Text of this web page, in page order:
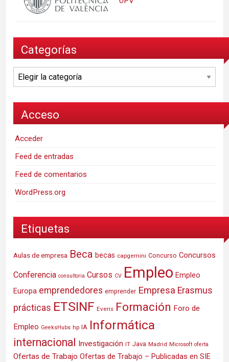
Categorías
Categorías
Acceso
Acceder
Feed de entradas
Feed de comentarios
WordPress.org
Etiquetas
Aulas de empresa Beca becas capgemini Concurso Concursos
Conferencia consultoria Cursos CV Empleo Empleo
Europa emprendedores emprender Empresa Erasmus
prácticas ETSINF Everis Formación Foro de
Empleo GeeksHubs hp IA Informática
internacional Investigación IT Java Madrid Microsoft oferta
Ofertas de Trabajo Ofertas de Trabajo – Publicadas en SIE